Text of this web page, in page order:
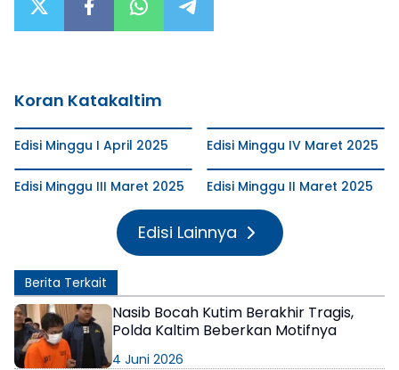
Koran Katakaltim
Edisi Minggu I April 2025 Edisi Minggu IV Maret 2025
Edisi Minggu III Maret 2025 Edisi Minggu II Maret 2025
Edisi Lainnya
Berita Terkait
Nasib Bocah Kutim Berakhir Tragis,
Polda Kaltim Beberkan Motifnya
4 Juni 2026